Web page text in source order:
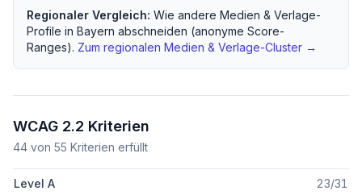
Regionaler Vergleich: Wie andere Medien & Verlage-
Profile in Bayern abschneiden (anonyme Score-
Ranges). Zum regionalen Medien & Verlage-Cluster →
WCAG 2.2 Kriterien
44 von 55 Kriterien erfüllt
Level A 23/31